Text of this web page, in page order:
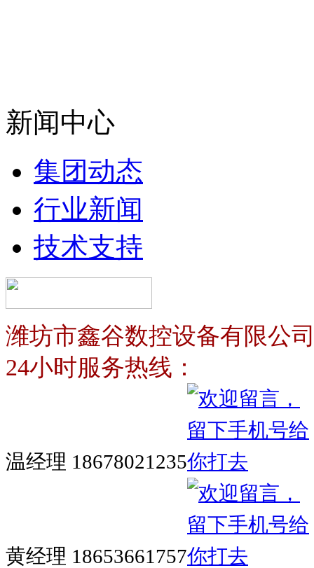
新闻中心
集团动态
行业新闻
技术支持
潍坊市鑫谷数控设备有限公
24小时服务热线：
温经理 18678021235
黄经理 18653661757